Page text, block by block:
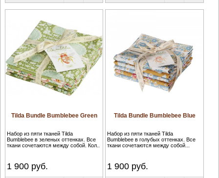
Tilda Bundle Bumblebee Green
Набор из пяти тканей Tilda
Bumblebee в зеленых оттенках. Все
ткани сочетаются между собой. Кол..
1 900руб.
Tilda Bundle Bumblebee Blue
Набор из пяти тканей Tilda
Bumblebee в голубых оттенках. Все
ткани сочетаются между собой...
1 900 руб.